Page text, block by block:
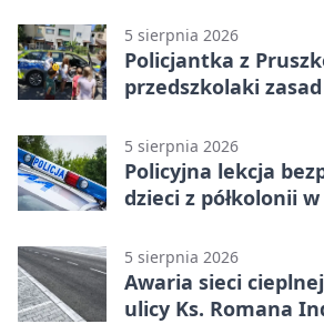
5 sierpnia 2026
Policjantka z
przedszkolaki
5 sierpnia 2026
Policyjna lekcja
dzieci z półkolonii
5 sierpnia 2026
Awaria sieci
ulicy Ks. Romana